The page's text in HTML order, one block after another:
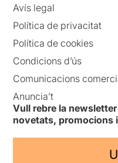
Avís legal
Política de privacitat
Política de cookies
Condicions d’ús
Comunicacions
Anuncia’t
Vull rebre la
novetats, promocions